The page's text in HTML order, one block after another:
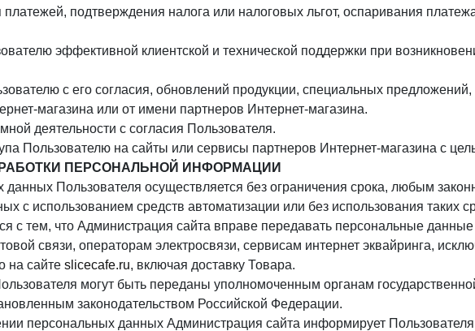
подтверждения налога или налоговых льгот, оспаривания
эффективной клиентской и технической поддержки при
с его согласия, обновлений продукции, специальных
магазина или от имени партнеров Интернет-магазина.
деятельности с согласия Пользователя.
Пользователю на сайты или сервисы партнеров Интернет-магазина с
ПЕРСОНАЛЬНОЙ ИНФОРМАЦИИ
данных Пользователя осуществляется без ограничения срока, любым
с использованием средств автоматизации или без использования таких
с тем, что Администрация сайта вправе передавать персональные
связи, операторам электросвязи, сервисам интернет эквайринга,
на сайте slicecafe.ru, включая доставку Товара.
могут быть переданы уполномоченным органам
законодательством Российской Федерации.
персональных данных Администрация сайта информирует